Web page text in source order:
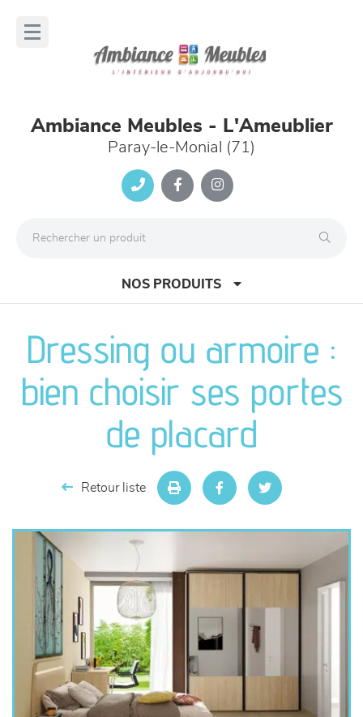
Ambiance Meubles - L'Ameublier
Paray-le-Monial (71)
NOS PRODUITS
canapés et fauteuils
séjours
meubles de complément
chambres et dressing
literie
décoration
Dressing ou armoire :
bien choisir ses portes
de placard
Retour liste